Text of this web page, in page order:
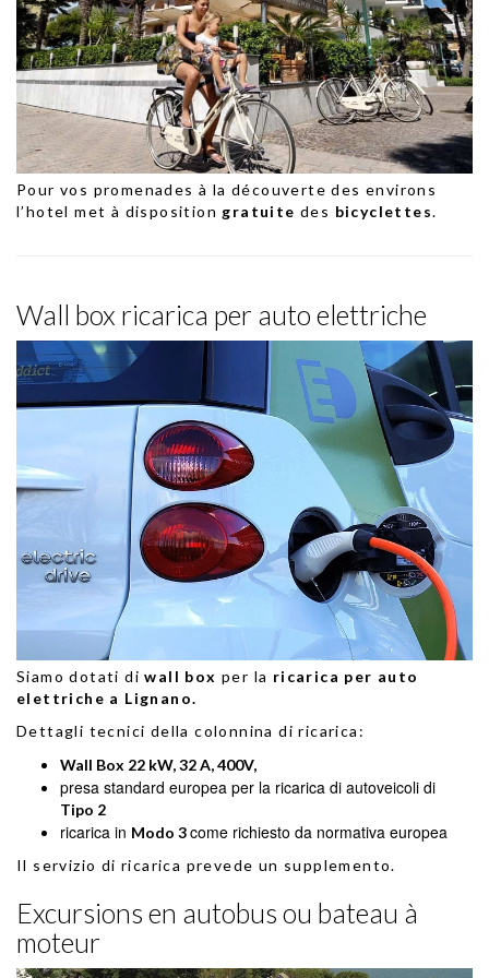
Pour vos promenades à la découverte des environs
l’hotel met à disposition gratuite des bicyclettes.
Wall box ricarica per auto elettriche
Siamo dotati diwall box per la ricarica per auto
elettriche a Lignano.
Dettagli tecnici della colonnina di ricarica:
Wall Box 22 kW, 32 A, 400V,
presa standard europea per la ricarica di autoveicoli di
Tipo 2
ricarica in Modo 3come richiesto da normativa europea
Il servizio di ricarica prevede un supplemento.
Excursions en autobus ou bateau à
moteur